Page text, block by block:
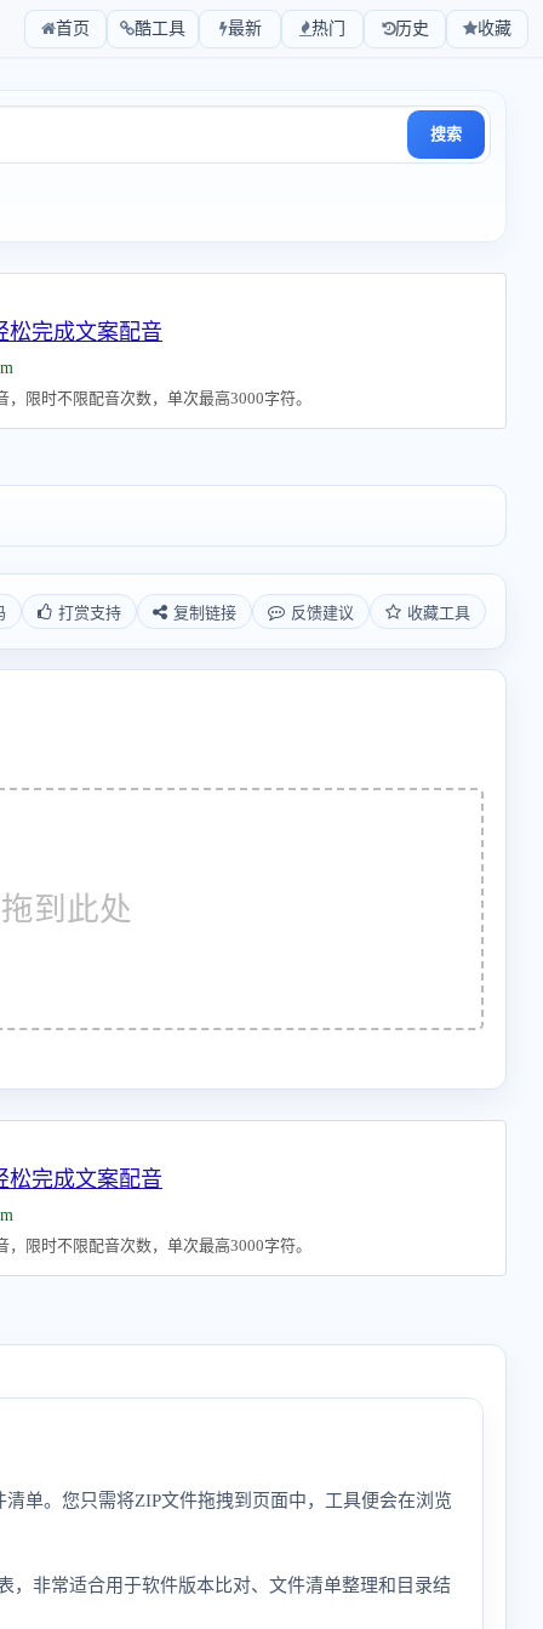
首页 酷工具 最新 热门 历史 收藏
搜索
松完成文案配音
，限时不限配音次数，单次最高3000字符。
打赏支持 复制链接 反馈建议 收藏工具
到此处
松完成文案配音
，限时不限配音次数，单次最高3000字符。
单。您只需将ZIP文件拖拽到页面中，工具便会在浏览
，非常适合用于软件版本比对、文件清单整理和目录结